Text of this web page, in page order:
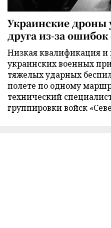
Украинские дроны
друга из-за
Низкая квалификация и
украинских военных
тяжелых ударных
полете по одному
технический
группировки войск